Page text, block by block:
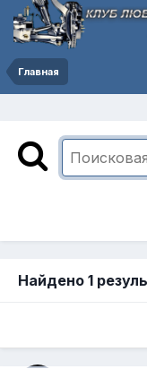
Главная
Найдено 1